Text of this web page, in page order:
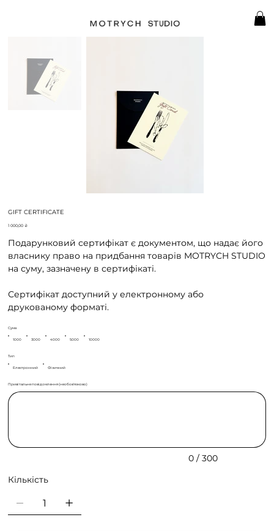
GIFT CERTIFICATE
Ціна
1 000,00 ₴
Подарунковий сертифікат є документом, що надає його
власнику право на придбання товарів MOTRYCH STUDIO
на суму, зазначену в сертифікаті.
Сертифікат доступний у електронному або
друкованому форматі.
1000 3000 4000 5000 10000
Сума
Електронний Фізичний
Тип
Привітальне повідомлення (необов'язково)
символів:
300.
0 / 300
Кількість